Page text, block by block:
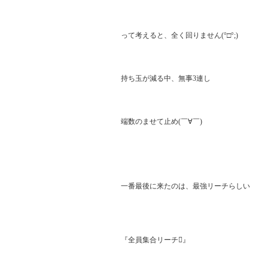
って考えると、全く回りません(°□°;)
持ち玉が減る中、無事3連し
端数のませて止め(￣∀￣)
一番最後に来たのは、最強リーチらしい
『全員集合リーチ』